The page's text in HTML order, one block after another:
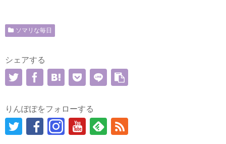
ソマリな毎日
シェアする
りんぽぽをフォローする